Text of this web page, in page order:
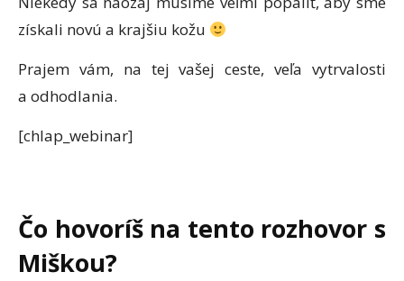
získali novú a krajšiu kožu
Prajem vám, na tej vašej ceste, veľa vytrvalosti
a odhodlania.
[chlap_webinar]
Čo hovoríš na tento rozhovor s
Miškou?